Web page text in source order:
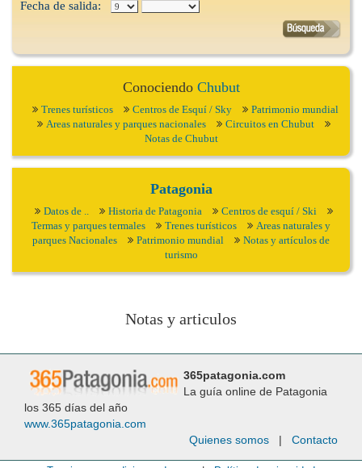
Fecha de salida:
Conociendo Chubut
Trenes turísticos Centros de Esquí / Sky
Patrimonio mundial
Areas naturales y parques nacionales
Circuitos en Chubut
Notas de Chubut
Patagonia
Datos de .. Historia de Patagonia
Centros de esquí / Ski
Termas y parques termales
Trenes turísticos
Areas naturales y
parques Nacionales
Patrimonio mundial
Notas y artículos de
turismo
Notas y articulos
365patagonia.com
La guía online de Patagonia
los 365 días del año
www.365patagonia.com
Quienes somos | Contacto